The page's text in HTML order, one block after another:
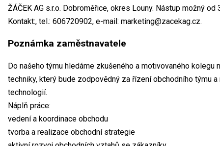
ŽÁČEK AG s.r.o. Dobroměřice, okres Louny. Nástup možný
Kontakt:, tel.: 606720902, e-mail: marketing@zacekag.cz.
Poznámka zaměstnavatele
Do našeho týmu hledáme zkušeného a motivovaného
techniky, který bude zodpovědný za řízení obchodního týmu
technologií.
Náplň práce:
vedení a koordinace obchodu
tvorba a realizace obchodní strategie